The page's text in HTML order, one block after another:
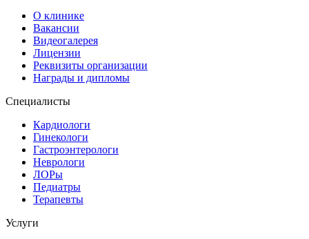
О клинике
Вакансии
Видеогалерея
Лицензии
Реквизиты организации
Награды и дипломы
Специалисты
Кардиологи
Гинекологи
Гастроэнтерологи
Неврологи
ЛОРы
Педиатры
Терапевты
Услуги